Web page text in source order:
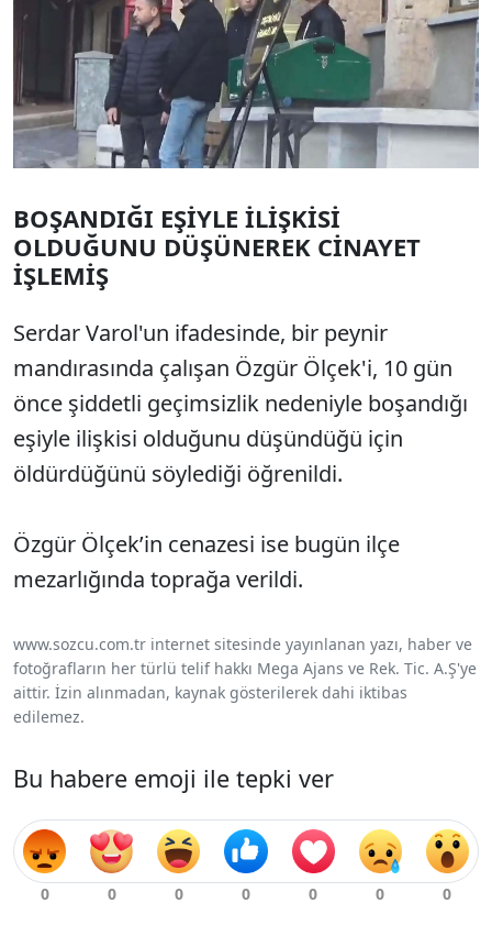
BOŞANDIĞI EŞİYLE İLİŞKİSİ
OLDUĞUNU DÜŞÜNEREK CİNAYET
İŞLEMİŞ
Serdar Varol'un ifadesinde, bir peynir
mandırasında çalışan Özgür Ölçek'i, 10 gün
önce şiddetli geçimsizlik nedeniyle boşandığı
eşiyle ilişkisi olduğunu düşündüğü için
öldürdüğünü söylediği öğrenildi.
Özgür Ölçek’in cenazesi ise bugün ilçe
mezarlığında toprağa verildi.
www.sozcu.com.tr internet sitesinde yayınlanan yazı, haber ve
fotoğrafların her türlü telif hakkı Mega Ajans ve Rek. Tic. A.Ş'ye
aittir. İzin alınmadan, kaynak gösterilerek dahi iktibas
edilemez.
Bu habere emoji ile tepki ver